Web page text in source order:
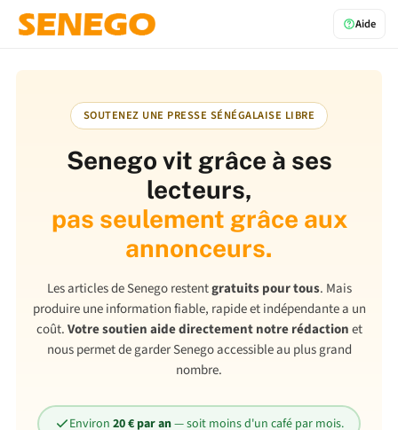
Aide
SOUTENEZ UNE PRESSE SÉNÉGALAISE LIBRE
Senego vit grâce à ses
lecteurs,
pas seulement grâce aux
annonceurs.
Les articles de Senego restentgratuits pour tous. Mais
produire une information fiable, rapide et indépendante a un
coût.Votre soutien aide directement notre rédactionet
nous permet de garder Senego accessible au plus grand
nombre.
Environ 20 € par an— soit moins d'un café par mois.